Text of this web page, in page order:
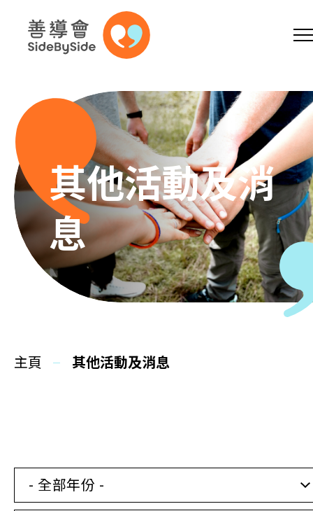
跳到內容（按回車鍵）
A A EN繁 简
主頁
本會服務
慈善活動
關於本會
其他活動及消
息
主頁 其他活動及消息
- 全部年份 -